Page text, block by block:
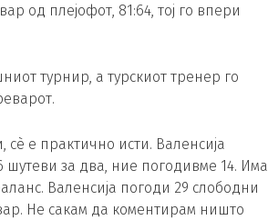
од плејофот, 81:64, тој го впери
турнир, а турскиот тренер го
сè е практично исти. Валенсија
шутеви за два, ние погодивме 14. Има
Валенсија погоди 29 слободни
Не сакам да коментирам ништо